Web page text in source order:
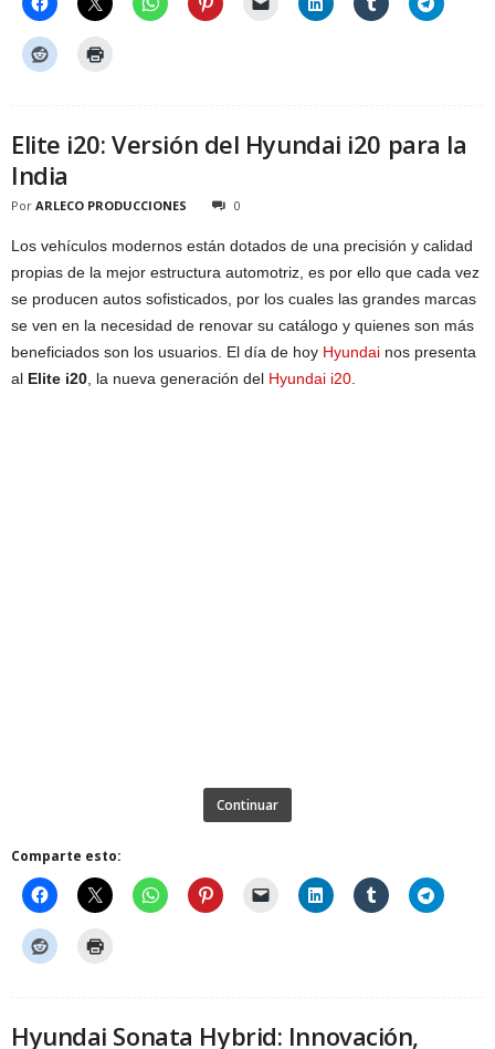
Elite i20: Versión del Hyundai i20 para la
India
Por ARLECO PRODUCCIONES 0
Los vehículos modernos están dotados de una precisión y calidad
propias de la mejor estructura automotriz, es por ello que cada vez
se producen autos sofisticados, por los cuales las grandes marcas
se ven en la necesidad de renovar su catálogo y quienes son más
beneficiados son los usuarios. El día de hoy Hyundai nos presenta
al Elite i20 , la nueva generación del Hyundai i20
Continuar
Comparte esto:
Hyundai Sonata Hybrid: Innovación,